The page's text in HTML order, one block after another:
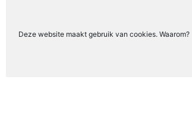
Deze website maakt gebruik van cookies. Waarom?